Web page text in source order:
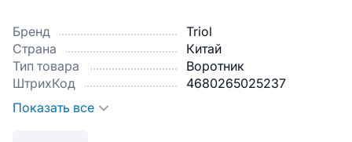
Бренд
Triol
Страна
Китай
Тип товара
Воротник
ШтрихКод
4680265025237
Показать все